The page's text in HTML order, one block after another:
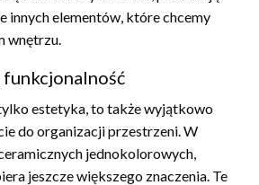
innych elementów, które chcemy
wnętrzu.
estetyka, to także wyjątkowo
do organizacji przestrzeni. W
jednokolorowych,
jeszcze większego znaczenia. Te